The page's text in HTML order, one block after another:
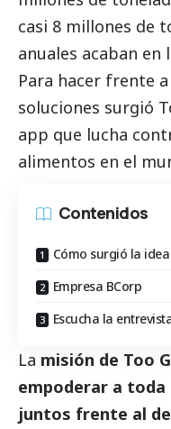
casi 8 millones de
anuales acaban en
Para hacer frente
soluciones surgió
app que lucha
alimentos en el
Contenidos
Cómo surgió la idea
Empresa BCorp
Escucha la
La misión de Too
empoderar a toda
juntos frente al